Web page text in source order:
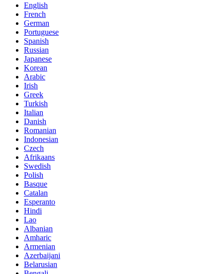
English
French
German
Portuguese
Spanish
Russian
Japanese
Korean
Arabic
Irish
Greek
Turkish
Italian
Danish
Romanian
Indonesian
Czech
Afrikaans
Swedish
Polish
Basque
Catalan
Esperanto
Hindi
Lao
Albanian
Amharic
Armenian
Azerbaijani
Belarusian